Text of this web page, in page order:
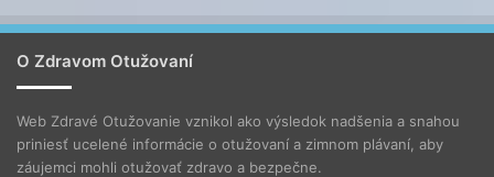
O Zdravom Otužovaní
Web Zdravé Otužovanie vznikol ako výsledok nadšenia a snahou
priniesť ucelené informácie o otužovaní a zimnom plávaní, aby
záujemci mohli otužovať zdravo a bezpečne.